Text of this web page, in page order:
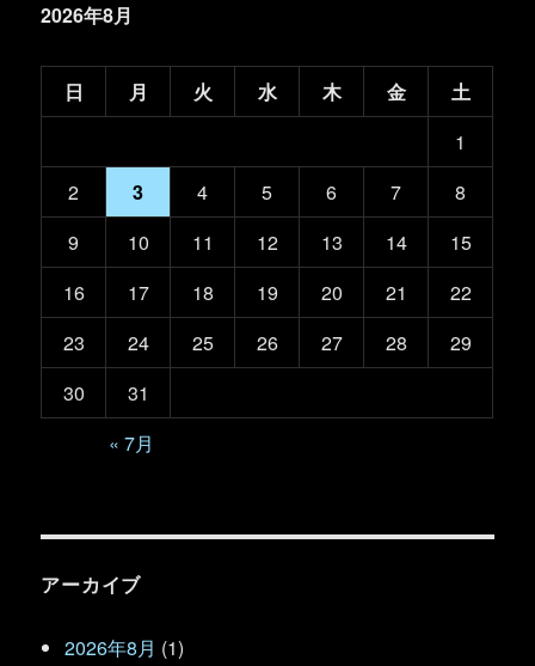
2026年8月
日 月 火 水 木 金
土
1
2
3 4 5 6 7
8
9
10 11 12 13 14
15
16
17 18 19 20 21
22
23
24 25 26 27 28
29
30
31
« 7月
アーカイブ
2026年8月 (1)